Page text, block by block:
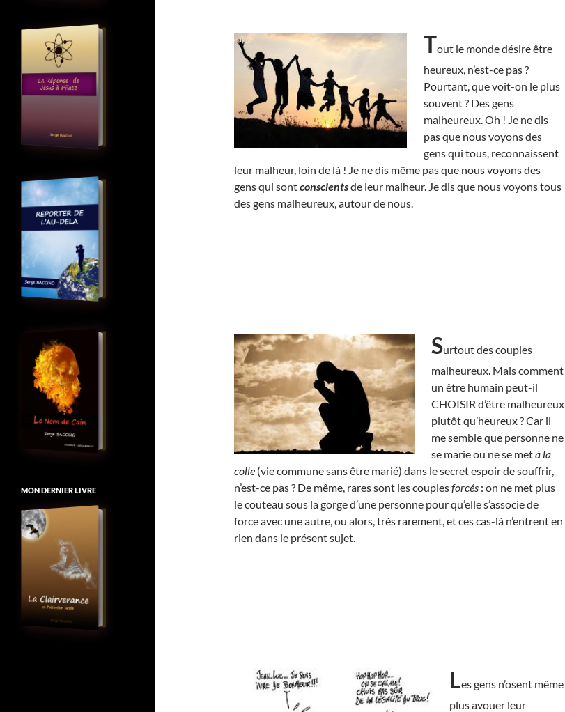
Tout le monde désire être
heureux, n’est-ce pas ?
Pourtant, que voit-on le plus
souvent ? Des gens
malheureux. Oh ! Je ne dis
pas que nous voyons des
gens qui tous, reconnaissent
leur malheur, loin de là ! Je ne dis même pas que nous voyons des
gens qui sontconscientsde leur malheur. Je dis que nous voyons tous
des gens malheureux, autour de nous.
Surtout des couples
malheureux. Mais comment
un être humain peut-il
CHOISIR d’être malheureux
plutôt qu’heureux ? Car il
me semble que personne ne
se marie ou ne se metà la
colle (vie commune sans être marié) dans le secret espoir de souffrir,
n’est-ce pas ? De même, rares sont les couplesforcés : on ne met plus
le couteau sous la gorge d’une personne pour qu’elle s’associe de
force avec une autre, ou alors, très rarement, et ces cas-là n’entrent en
rien dans le présent sujet.
Les gens n’osent même
plus avouer leur
MON DERNIER LIVRE